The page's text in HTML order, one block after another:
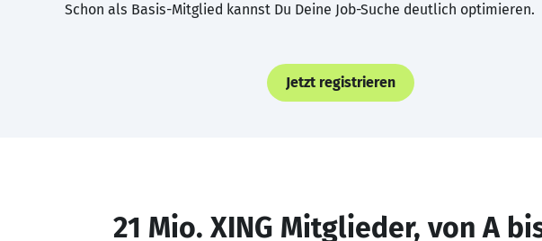
Schon als Basis-Mitglied kannst Du Deine Job-Suche deutlich optimieren.
Jetzt registrieren
21 Mio. XING Mitglieder, von A